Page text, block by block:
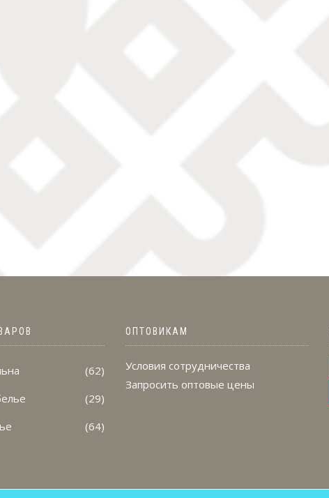
(62)
(29)
(64)
ОПТОВИКАМ
Условия сотрудничества
Запросить оптовые цены